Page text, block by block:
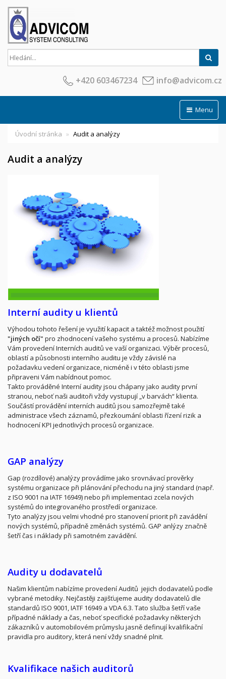
+420 603467234 info@advicom.cz
Menu
Úvodní stránka Audit a analýzy
Audit a analýzy
Interní audity u klientů
Výhodou tohoto řešení je využití kapacit a taktéž možnost použití
"jiných očí" pro zhodnocení vašeho systému a procesů. Nabízíme
Vám provedení Interních auditů ve vaší organizaci. Výběr procesů,
oblastí a působnosti interního auditu je vždy závislé na
požadavku vedení organizace, nicméně i v této oblasti jsme
připraveni Vám nabídnout pomoc.
Takto prováděné Interní audity jsou chápany jako audity první
stranou, neboť naši auditoři vždy vystupují „v barvách“ klienta.
Součástí provádění interních auditů jsou samozřejmě také
administrace všech záznamů, přezkoumání oblasti řízení rizik a
hodnocení KPI jednotlivých procesů organizace.
GAP analýzy
Gap (rozdílové) analýzy provádíme jako srovnávací prověrky
systému organizace při plánování přechodu na jiný standard (např.
z ISO 9001 na IATF 16949) nebo při implementaci zcela nových
systémů do integrovaného prostředí organizace.
Tyto analýzy jsou velmi vhodné pro stanovení priorit při zavádění
nových systémů, případně změnách systémů. GAP anlýzy značně
šetří čas i náklady při samotném zavádění.
Audity u dodavatelů
Našim klientům nabízíme provedení Auditů jejich dodavatelů podle
vybrané metodiky. Nejčastěji zajišťujeme audity dodavatelů dle
standardů ISO 9001, IATF 16949 a VDA 6.3. Tato služba šetří vaše
případné náklady a čas, neboť specifické požadavky některých
zákazníků v automobilovém průmyslu jasně definují kvalifikační
pravidla pro auditory, která není vždy snadné plnit.
Kvalifikace našich auditorů